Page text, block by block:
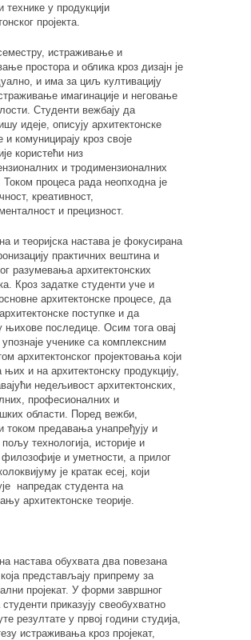
технике у продукцији
пројекта.
истраживање и
простора и облика кроз дизајн је
и има за циљ култивацију
имагинације и неговање
Студенти вежбају да
идеје, описују архитектонске
и комуницирају кроз своје
користећи низ
и тродимензионалних
Током процеса рада неопходна је
креативност,
и прецизност.
и теоријска настава је фокусирана
практичних вештина и
разумевања архитектонских
Кроз задатке студенти уче и
архитектонске процесе, да
поступке и да
њихове последице. Осим тога овај
ученике са комплексним
архитектонског пројектовања који
њих и на архитектонску продукцију,
недељивост архитектонских,
професионалних и
области. Поред вежби,
током предавања унапређују и
технологија, историје и
филозофије и уметности, а прилог
је кратак есеј, који
напредак студента на
архитектонске теорије.
настава обухвата два повезана
представљају припрему за
пројекат. У форми завршног
студенти приказују свеобухватно
резултате у првој години студија,
истраживања кроз пројекат,